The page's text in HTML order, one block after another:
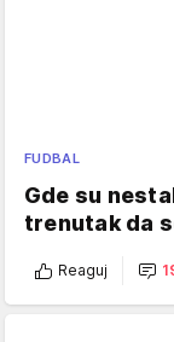
FUDBAL
Gde su
trenutak da
Reaguj